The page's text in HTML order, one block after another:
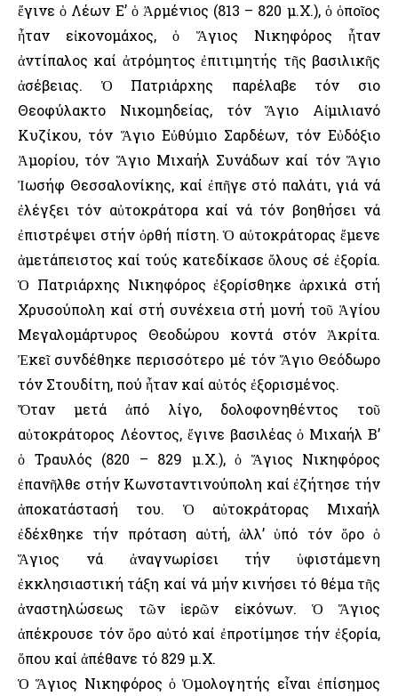
ἔγινε ὁ Λέων Ε’ ὁ Ἀρμένιος (813 – 820 μ.Χ.), ὁ ὁποῖος
ἦταν εἰκονομάχος, ὁ Ἅγιος Νικηφόρος ἦταν
ἀντίπαλος καί ἀτρόμητος ἐπιτιμητής τῆς βασιλικῆς
ἀσέβειας. Ὁ Πατριάρχης παρέλαβε τόν Ὅσιο
Θεοφύλακτο Νικομηδείας, τόν Ἅγιο Αἰμιλιανό
Κυζίκου, τόν Ἅγιο Εὐθύμιο Σαρδέων, τόν Εὐδόξιο
Ἀμορίου, τόν Ἅγιο Μιχαήλ Συνάδων καί τόν Ἅγιο
Ἰωσήφ Θεσσαλονίκης, καί ἐπῆγε στό παλάτι, γιά νά
ἐλέγξει τόν αὐτοκράτορα καί νά τόν βοηθήσει νά
ἐπιστρέψει στήν ὀρθή πίστη. Ὁ αὐτοκράτορας ἔμενε
ἀμετάπειστος καί τούς κατεδίκασε ὄλους σέ ἐξορία.
Ὁ Πατριάρχης Νικηφόρος ἐξορίσθηκε ἀρχικά στή
Χρυσούπολη καί στή συνέχεια στή μονή τοῦ Ἁγίου
Μεγαλομάρτυρος Θεοδώρου κοντά στόν Ἀκρίτα.
Ἐκεῖ συνδέθηκε περισσότερο μέ τόν Ἅγιο Θεόδωρο
τόν Στουδίτη, πού ἦταν καί αὐτός ἐξορισμένος.
Ὄταν μετά ἀπό λίγο, δολοφονηθέντος τοῦ
αὐτοκράτορος Λέοντος, ἔγινε βασιλέας ὁ Μιχαήλ Β’
ὁ Τραυλός (820 – 829 μ.Χ.), ὁ Ἅγιος Νικηφόρος
ἐπανῆλθε στήν Κωνσταντινούπολη καί ἐζήτησε τήν
ἀποκατάστασή του. Ὁ αὐτοκράτορας Μιχαήλ
ἐδέχθηκε τήν πρόταση αὐτή, ἀλλ’ ὑπό τόν ὅρο ὁ
Ἅγιος νά ἀναγνωρίσει τήν ὑφιστάμενη
ἐκκλησιαστική τάξη καί νά μήν κινήσει τό θέμα τῆς
ἀναστηλώσεως τῶν ἱερῶν εἰκόνων. Ὁ Ἅγιος
ἀπέκρουσε τόν ὅρο αὐτό καί ἐπροτίμησε τήν ἐξορία,
ὅπου καί ἀπέθανε τό 829 μ.Χ.
Ὁ Ἅγιος Νικηφόρος ὁ Ὁμολογητής εἶναι ἐπίσημος